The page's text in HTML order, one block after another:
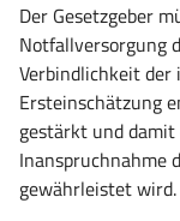
Der Gesetzgeber
Notfallversorgung
Verbindlichkeit
Ersteinschätzung
gestärkt und
Inanspruchnahme
gewährleistet wird.